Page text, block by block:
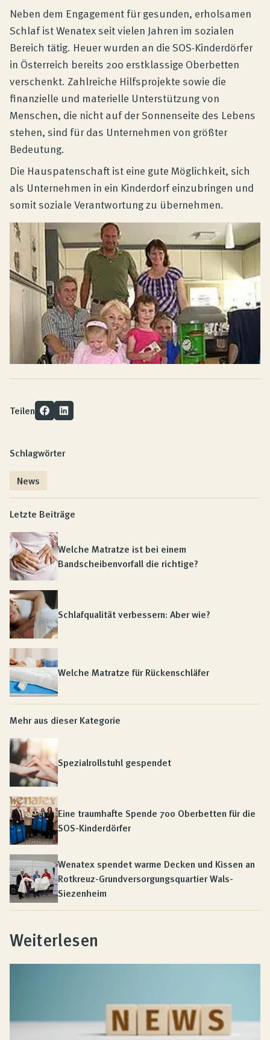
Neben dem Engagement für gesunden, erholsamen
Schlaf ist Wenatex seit vielen Jahren im sozialen
Bereich tätig. Heuer wurden an die SOS-Kinderdörfer
in Österreich bereits 200 erstklassige Oberbetten
verschenkt. Zahlreiche Hilfsprojekte sowie die
finanzielle und materielle Unterstützung von
Menschen, die nicht auf der Sonnenseite des Lebens
stehen, sind für das Unternehmen von größter
Bedeutung.
Die Hauspatenschaft ist eine gute Möglichkeit, sich
als Unternehmen in ein Kinderdorf einzubringen und
somit soziale Verantwortung zu übernehmen.
Teilen
Schlagwörter
News
Letzte Beiträge
Welche Matratze ist bei einem
Bandscheibenvorfall die richtige?
Schlafqualität verbessern: Aber wie?
Welche Matratze für Rückenschläfer
Mehr aus dieser Kategorie
Spezialrollstuhl gespendet
Eine traumhafte Spende 700 Oberbetten für die
SOS-Kinderdörfer
Wenatex spendet warme Decken und Kissen an
Rotkreuz-Grundversorgungsquartier Wals-
Siezenheim
Weiterlesen